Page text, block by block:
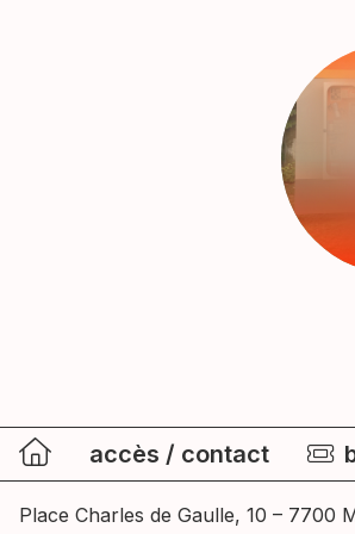
accès / contact
Place Charles de Gaulle, 10 – 7700